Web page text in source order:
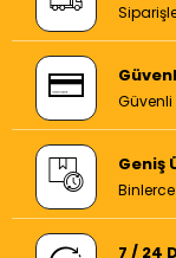
Geniş
7 / 24